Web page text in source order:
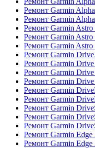
Ремонт Garmin
Ремонт Garmin
Ремонт Garmin
Ремонт Garmin Astro
Ремонт Garmin Astro
Ремонт Garmin
Ремонт Garmin
Ремонт Garmin
Ремонт Garmin
Ремонт Garmin
Ремонт Garmin
Ремонт Garmin
Ремонт Garmin
Ремонт Garmin
Ремонт Garmin Edge
Ремонт Garmin